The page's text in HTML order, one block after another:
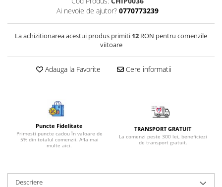
Bijuterii opal
Bijuterii peridot
Bijuterii perle
Bijuterii piatra lunii
Bijuterii rodocrozit
Bijuterii rubin
Bijuterii safir
Bijuterii sidef si abalone
Bijuterii sodalit
Ai nevoie de ajutor? 0770773239
La achizitionarea acestui produs primiti 12 RON pentru comenzile
viitoare
Adauga la Favorite Cere informatii
Puncte Fidelitate
Primesti puncte cadou în valoare de
5% din totalul comenzii. Afla mai
multe aici.
TRANSPORT GRATUIT
La comenzi peste 300 lei, beneficiezi
de transport gratuit.
Descriere